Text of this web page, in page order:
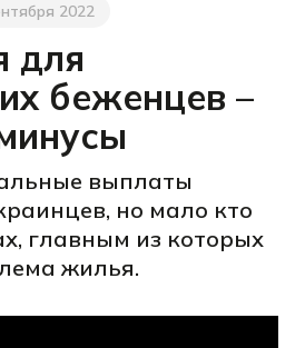
2022
для
беженцев –
выплаты
но мало кто
главным из которых
жилья.